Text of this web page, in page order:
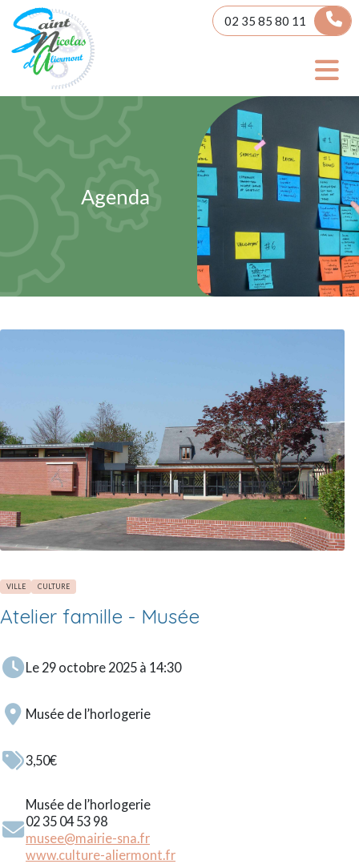
02 35 85 80 11
Agenda
VILLE CULTURE
Atelier famille - Musée
Le 29 octobre 2025 à 14:30
Musée de l’horlogerie
3,50€
Musée de l’horlogerie
02 35 04 53 98
musee@mairie-sna.fr
www.culture-aliermont.fr
Panneau de gestion des cookies